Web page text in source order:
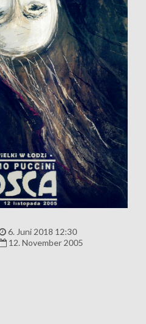
6. Juni 2018 12:30
12. November 2005